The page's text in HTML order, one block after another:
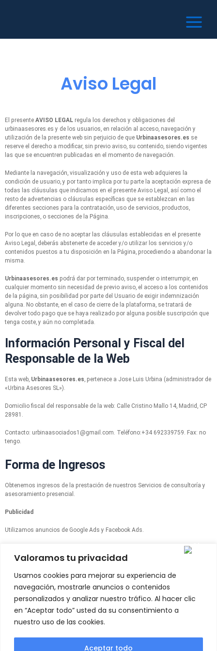
Valoramos tu privacidad
Usamos cookies para mejorar su experiencia de
navegación, mostrarle anuncios o contenidos
personalizados y analizar nuestro tráfico. Al hacer clic
en “Aceptar todo” usted da su consentimiento a
nuestro uso de las cookies.
Aceptar todo
Menu
Aviso Legal
El presente AVISO LEGAL regula los derechos y obligaciones del
urbinaasesores.es y de los usuarios, en relación al acceso, navegación y
utilización de la presente web sin perjuicio de que Urbinaasesores.es se
reserve el derecho a modificar, sin previo aviso, su contenido, siendo vigentes
las que se encuentren publicadas en el momento de navegación.
Mediante la navegación, visualización y uso de esta web adquieres la
condición de usuario, y por tanto implica por tu parte la aceptación expresa de
todas las cláusulas que indicamos en el presente Aviso Legal, así como el
resto de advertencias o cláusulas específicas que se establezcan en las
diferentes secciones para la contratación, uso de servicios, productos,
inscripciones, o secciones de la Página.
Por lo que en caso de no aceptar las cláusulas establecidas en el presente
Aviso Legal, deberás abstenerte de acceder y/o utilizar los servicios y/o
contenidos puestos a tu disposición en la Página, procediendo a abandonar la
misma.
Urbinaasesores.es podrá dar por terminado, suspender o interrumpir, en
cualquier momento sin necesidad de previo aviso, el acceso a los contenidos
de la página, sin posibilidad por parte del Usuario de exigir indemnización
alguna. No obstante, en el caso de cierre de la plataforma, se tratará de
devolver todo pago que se haya realizado por alguna posible suscripción que
tenga coste, y aún no completada.
Información Personal y Fiscal del
Responsable de la Web
Esta web, Urbinaasesores.es, pertenece a Jose Luis Urbina (administrador de
«Urbina Asesores SL»).
Domicilio fiscal del responsable de la web: Calle Cristino Mallo 14, Madrid, CP
28981.
Contacto: urbinaasociados1@gmail.com. Teléfono:+34 692339759. Fax: no
tengo.
Forma de Ingresos
Obtenemos ingresos de la prestación de nuestros Servicios de consultoría y
asesoramiento presencial.
Publicidad
Utilizamos anuncios de Google Ads y Facebook Ads.
comercial vía correo electrónico.
Última actualización de este documento: 14 de Septiembre del 2023.